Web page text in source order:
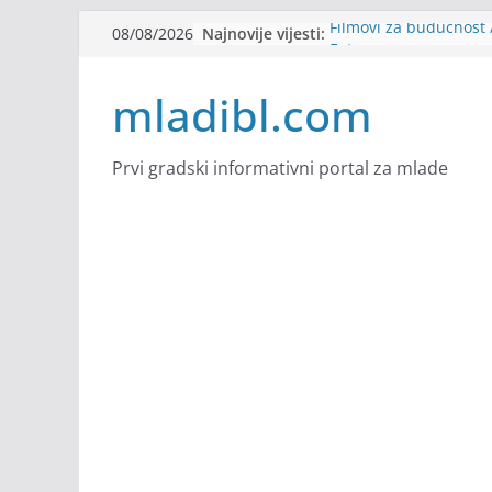
08/08/2026 Najnovije vijesti: Filmovi za budućnost
Dijaspora Servis
Stomatologija
mladibl.com
Prvi gradski informativni portal za mlade